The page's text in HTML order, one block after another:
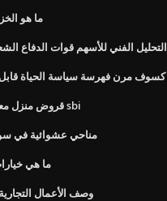
ما هو
التحليل الفني للأسهم قوات الدفاع
كسوف مرن فهرسة سياسة الحياة
قروض منزل معدل الفائدة الثابتة sbi
مناحي عشوائية في
ما هي
وصف الأعمال